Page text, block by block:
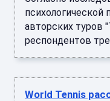
психологической
авторских туров
респондентов
World Tennis